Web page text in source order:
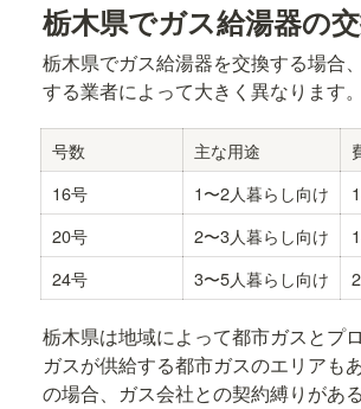
栃木県でガス給湯器の
栃木県でガス給湯器を交換する場合
する業者によって大きく異なります
号数 主な用途
16号
1〜2人暮らし向け
20号
2〜3人暮らし向け
24号
3〜5人暮らし向け
栃木県は地域によって都市ガスとプ
ガスが供給する都市ガスのエリアも
の場合、ガス会社との契約縛りがあ